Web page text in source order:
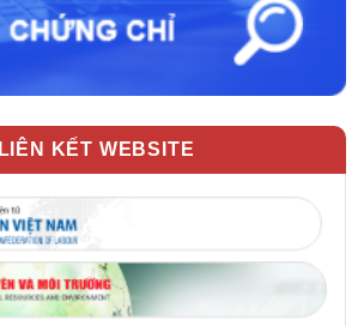
LIÊN KẾT WEBSITE